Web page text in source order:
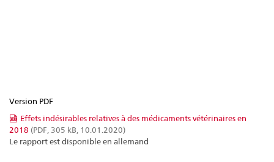
Version PDF
Effets indésirables relatives à des médicaments vétérinaires en
2018 (PDF, 305 kB, 10.01.2020)
Le rapport est disponible en allemand